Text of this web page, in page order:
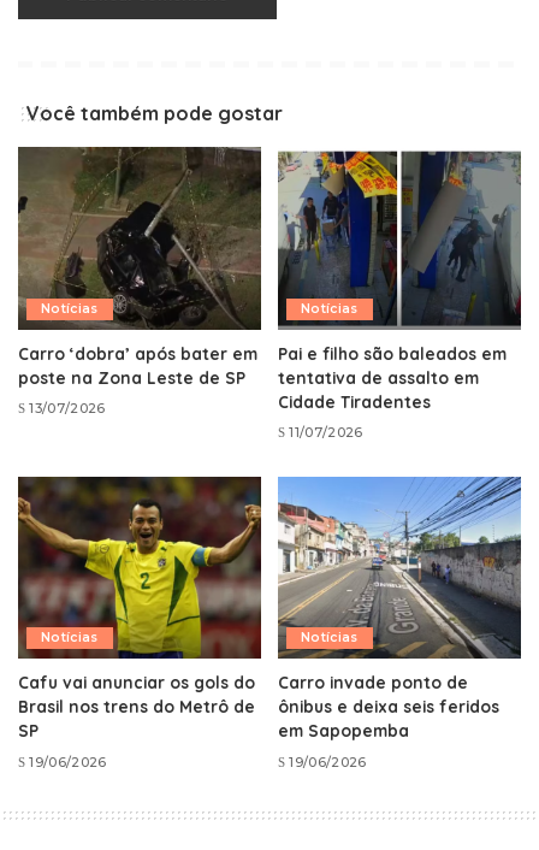
Você também pode gostar
Notícias
Carro ‘dobra’ após bater em
poste na Zona Leste de SP
13/07/2026
Notícias
Pai e filho são baleados em
tentativa de assalto em
Cidade Tiradentes
11/07/2026
Notícias
Cafu vai anunciar os gols do
Brasil nos trens do Metrô de
SP
19/06/2026
Notícias
Carro invade ponto de
ônibus e deixa seis feridos
em Sapopemba
19/06/2026